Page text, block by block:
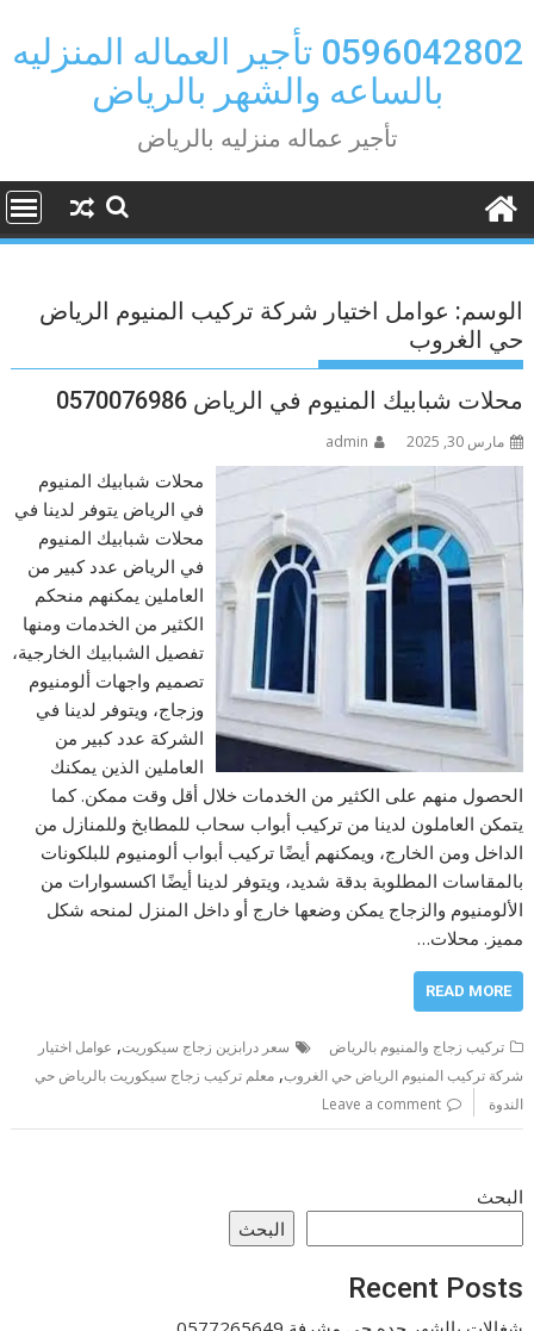
to
content
0596042802 تأجير العماله المنزليه
بالساعه والشهر بالرياض
تأجير عماله منزليه بالرياض
الوسم: عوامل اختيار شركة تركيب المنيوم الرياض
حي الغروب
محلات شبابيك المنيوم في الرياض 0570076986
مارس 30, 2025 admin
محلات شبابيك المنيوم
في الرياض يتوفر لدينا في
محلات شبابيك المنيوم
في الرياض عدد كبير من
العاملين يمكنهم منحكم
الكثير من الخدمات ومنها
تفصيل الشبابيك الخارجية،
تصميم واجهات ألومنيوم
وزجاج، ويتوفر لدينا في
الشركة عدد كبير من
العاملين الذين يمكنك
الحصول منهم على الكثير من الخدمات خلال أقل وقت ممكن. كما
يتمكن العاملون لدينا من تركيب أبواب سحاب للمطابخ وللمنازل من
الداخل ومن الخارج، ويمكنهم أيضًا تركيب أبواب ألومنيوم للبلكونات
بالمقاسات المطلوبة بدقة شديد، ويتوفر لدينا أيضًا اكسسوارات من
الألومنيوم والزجاج يمكن وضعها خارج أو داخل المنزل لمنحه شكل
مميز. محلات…
READ MORE
تركيب زجاج والمنيوم بالرياض سعر درابزين زجاج سيكوريت, عوامل اختيار
شركة تركيب المنيوم الرياض حي الغروب,معلم تركيب زجاج سيكوريت بالرياض حي
الندوة
Leave a comment
البحث
البحث
Recent Posts